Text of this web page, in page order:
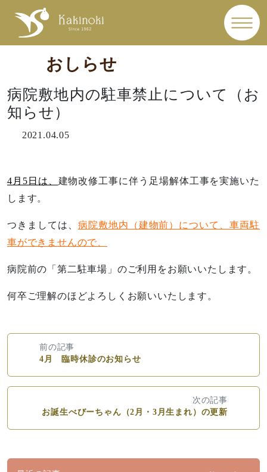
おしらせ
病院敷地内の駐車禁止について（お
知らせ）
2021.04.05
4月5日は、 建物改修工事に伴う足場解体工事を実施いた
します。
つきましては、 病院敷地内（建物前）について、車両駐
車ができませんので、
病院前の「第二駐車場」のご利用をお願いいたします。
何卒ご理解のほどよろしくお願いいたします。
前の記事
4月 臨時休診のお知らせ
次の記事
お誕生べびーちゃん（2月・3月生まれ）の更新